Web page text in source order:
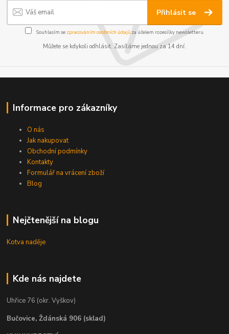
Přihlásit se
Souhlasím se zpracováním osobních údajůza účelem rozesílky newsletteru.
Můžete se kdykoli odhlásit. Zasíláme jednou za 14 dní.
Informace pro zákazníky
O nás
Jak nakupovat
Obchodní podmínky
Kontakty
Formulář na vrácení zboží
Blog
Nejčtenější na blogu
Kotva naděje
Kde nás najdete
Uhřice 76 (okr. Vyškov)
Bučovice, Ždánská 906 (sklad)